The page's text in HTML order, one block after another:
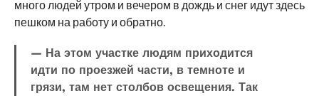
много людей утром и вечером в дождь и снег идут здесь
пешком на работу и обратно.
— На этом участке людям приходится
идти по проезжей части, в темноте и
грязи, там нет столбов освещения. Так